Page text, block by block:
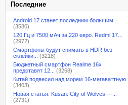
Последние
Android 17 станет последним большим...
(3580)
120 Гц и 7500 мАч за 220 евро. Redmi 17...
(2972)
Смартфоны будут снимать в HDR без
склейки...
(3218)
Бюджетный смартфон Realme 16x
представят 12...
(3268)
Китай подвесил над морем 16-мегаваттную...
(3403)
Новая статья: Kusan: City of Wolves —...
(2731)